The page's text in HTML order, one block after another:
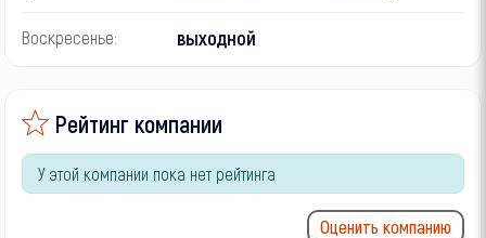
Воскресенье: выходной
Рейтинг компании
У этой компании пока нет рейтинга
Оценить компанию